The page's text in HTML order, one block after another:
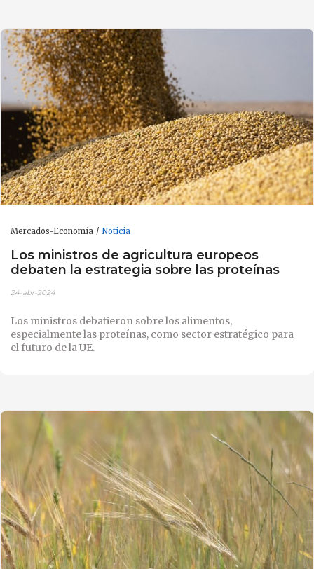
Mercados-Economía Noticia
Los ministros de agricultura europeos
debaten la estrategia sobre las proteínas
24-abr-2024
Los ministros debatieron sobre los alimentos,
especialmente las proteínas, como sector estratégico para
el futuro de la UE.